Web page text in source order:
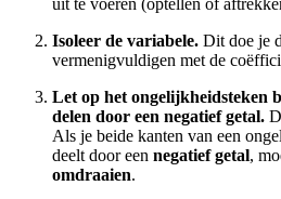
Isoleer de variabele. Dit doe je
vermenigvuldigen met de
Let op het ongelijkheidsteken
delen door een negatief getal.
Als je beide kanten van een
deelt door een negatief getal,
omdraaien.